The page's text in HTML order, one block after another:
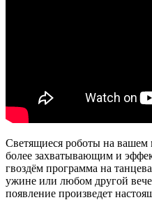
Светящиеся роботы на
более захватывающим и
гвоздём программа на
ужине или любом другой
появление произведет